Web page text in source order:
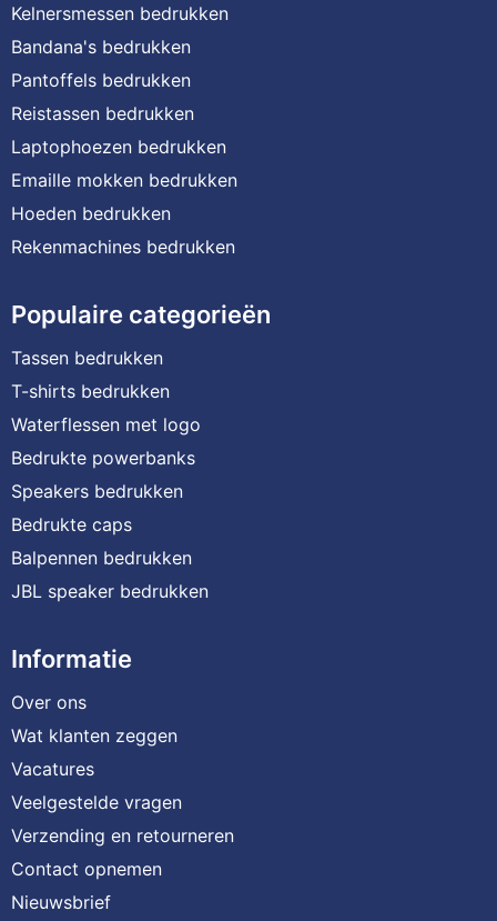
Kelnersmessen bedrukken
Bandana's bedrukken
Pantoffels bedrukken
Reistassen bedrukken
Laptophoezen bedrukken
Emaille mokken bedrukken
Hoeden bedrukken
Rekenmachines bedrukken
Populaire categorieën
Tassen bedrukken
T-shirts bedrukken
Waterflessen met logo
Bedrukte powerbanks
Speakers bedrukken
Bedrukte caps
Balpennen bedrukken
JBL speaker bedrukken
Informatie
Over ons
Wat klanten zeggen
Vacatures
Veelgestelde vragen
Verzending en retourneren
Contact opnemen
Nieuwsbrief